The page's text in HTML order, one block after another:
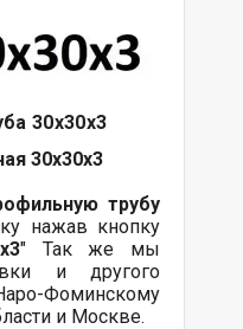
30х30х3
30х30х3
трубу
нажав кнопку
" Так же мы
и другого
Фоминскому
и Москве.